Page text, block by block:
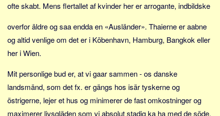
ofte skabt. Mens flertallet af kvinder her er arrogante, indbildske
overfor äldre og saa endda en «Ausländer». Thaierne er aabne
og altid venlige om det er i Köbenhavn, Hamburg, Bangkok eller
her i Wien.
Mit personlige bud er, at vi gaar sammen - os danske
landsmänd, som det fx. er gängs hos isär tyskerne og
östrigerne, lejer et hus og minimerer de fast omkostninger og
maximerer livsgläden som vi absolut stadig ka ha med de söde,